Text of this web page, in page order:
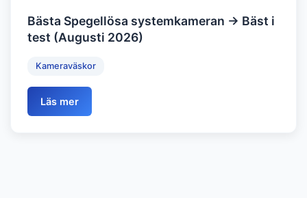
Bästa Spegellösa systemkameran → Bäst i
test (Augusti 2026)
Kameraväskor
Läs mer